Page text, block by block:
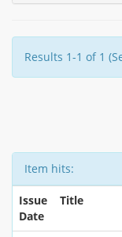
Results 1-1 of 1
Item hits:
Issue
Date
Title